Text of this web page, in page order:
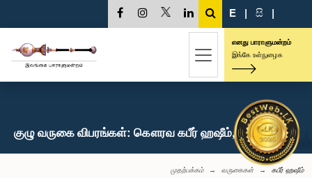
E | සි |
எனது பாராளுமன்றம்
இங்கே உள்நுழைக
குழு வருகை விபரங்கள்: கௌரவ கபீர் ஹஷீம், பா.உ.
முதற்பக்கம் வருகைகள் கபீர் ஹஷீம்